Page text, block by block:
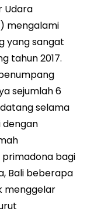
Udara
mengalami
yang sangat
tahun 2017.
sejumlah 6
selama
dengan
bagi
Bali beberapa
menggelar